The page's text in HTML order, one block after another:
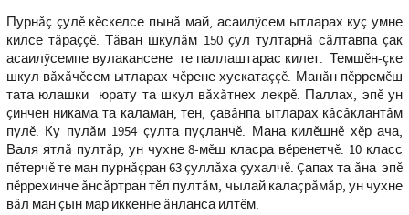
Пурнăç çулĕ кĕскелсе пынă май, асаилÿсем ытларах куç умне
килсе тăраççĕ. Тăван шкулăм 150 çул тултарнă сăлтавпа çак
асаилÿсемпе вулакансене те паллаштарас килет. Темшĕн-çке
шкул вăхăчĕсем ытларах чĕрене хускатаççĕ. Манăн пĕрремĕш
тата юлашки юрату та шкул вăхăтнех лекрĕ. Паллах, эпĕ ун
çинчен никама та каламан, тен, çавăнпа ытларах кăсăклантăм
пулĕ. Ку пулăм 1954 çулта пуçланчĕ. Мана килĕшнĕ хĕр ача,
Валя ятлă пултăр, ун чухне 8-мĕш класра вĕренетчĕ. 10 класс
пĕтерчĕ те ман пурнăçран 63 çуллăха çухалчĕ. Çапах та ăна эпĕ
пĕррехинче ăнсăртран тĕл пултăм, чылай калаçрăмăр, ун чухне
вăл ман çын мар иккенне ăнланса илтĕм.